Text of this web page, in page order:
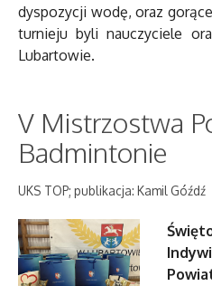
dyspozycji wodę, oraz
turnieju byli nauczyciele
Lubartowie.
V Mistrzostwa
Badmintonie
UKS TOP; publikacja: Kamil Góźdź